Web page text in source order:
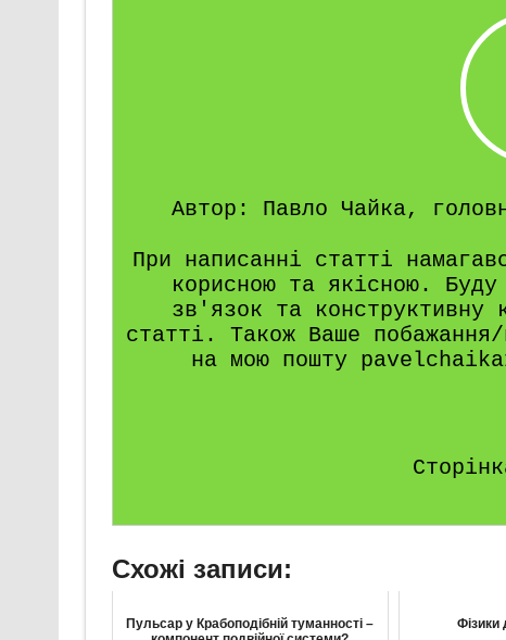
Автор: Павло Чайка,
При написанні статті
корисною та якісною.
зв'язок та конструктивну
статті. Також Ваше
на мою пошту
Схожі записи:
Пульсар у Крабоподібній туманності –
Фізики